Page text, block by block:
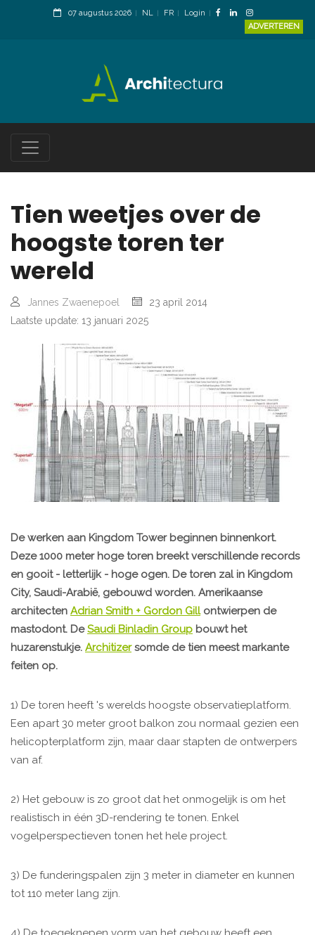
07 augustus 2026 NL FR
Login
ADVERTEREN
Tien weetjes over de
hoogste toren ter
wereld
Jannes Zwaenepoel
23 april 2014
Laatste update: 13 januari 2025
De werken aan Kingdom Towerbeginnen binnenkort.
Deze1000 meterhoge toren breekt verschillende records
en gooit - letterlijk - hoge ogen. De toren zal in Kingdom
City, Saudi-Arabië, gebouwd worden. Amerikaanse
architecten Adrian Smith + Gordon Gillontwierpen de
mastodont. DeSaudi Binladin Group bouwt het
huzarenstukje. Architizersomde de tien meest markante
feiten op.
1) De toren heeft 's werelds hoogste observatieplatform.
Een apart 30 meter groot balkon zou normaal gezien een
helicopterplatform zijn, maar daar stapten de ontwerpers
van af.
2) Het gebouw is zo groot dat het onmogelijk is om het
realistisch in één 3D-rendering te tonen. Enkel
vogelperspectieven tonen het hele project.
3) De funderingspalen zijn 3 meter in diameter en kunnen
tot 110 meter lang zijn.